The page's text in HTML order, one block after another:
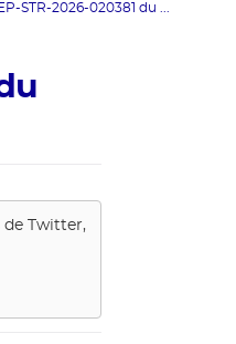
STR-2026-020381 du ...
de
Twitter,